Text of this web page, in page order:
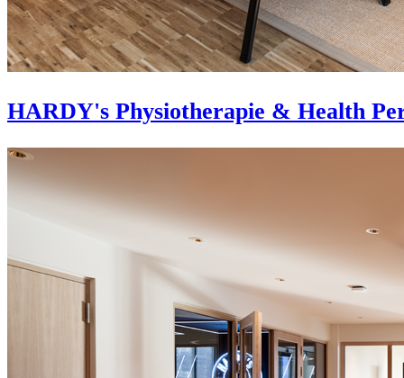
HARDY's Physiotherapie & Health